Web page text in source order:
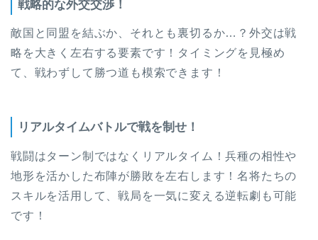
戦略的な外交交渉！
敵国と同盟を結ぶか、それとも裏切るか…？外交は戦
略を大きく左右する要素です！タイミングを見極め
て、戦わずして勝つ道も模索できます！
リアルタイムバトルで戦を制せ！
戦闘はターン制ではなくリアルタイム！兵種の相性や
地形を活かした布陣が勝敗を左右します！名将たちの
スキルを活用して、戦局を一気に変える逆転劇も可能
です！